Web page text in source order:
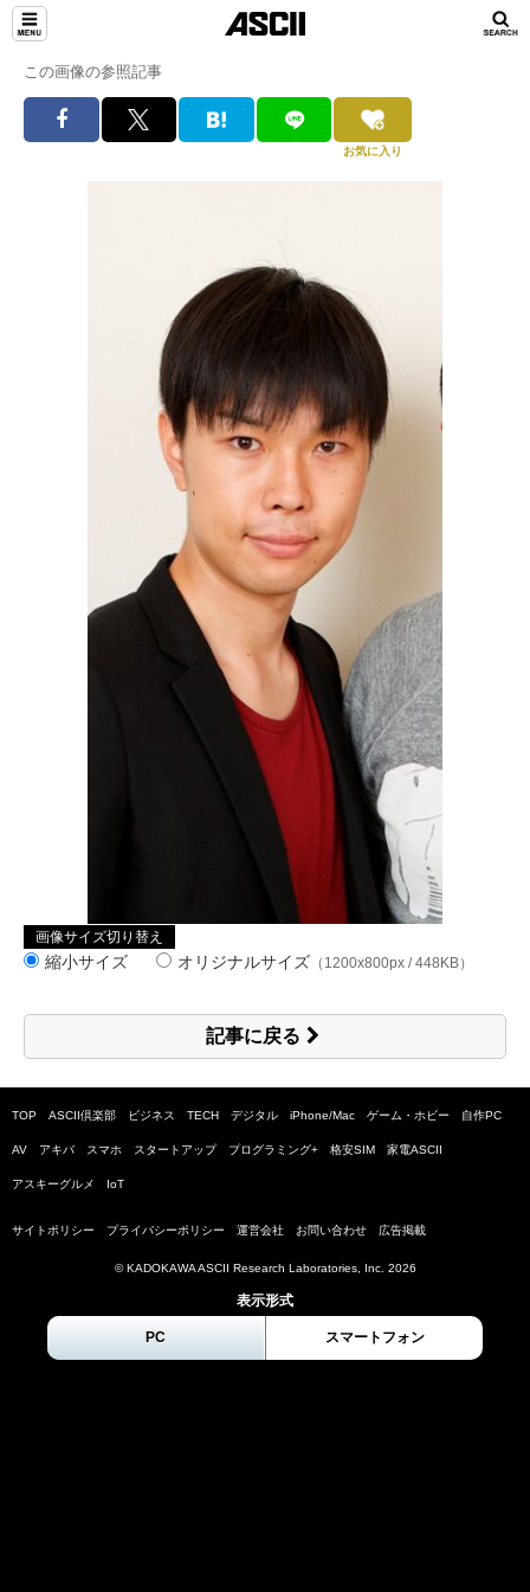
この画像の参照記事
お気に入り
画像サイズ切り替え
縮小サイズ オリジナルサイズ （1200x800px / 448KB）
記事に戻る
TOP ASCII倶楽部 ビジネス TECH デジタル iPhone/Mac ゲーム・ホビー 自作PC
AV アキバ スマホ スタートアップ プログラミング+ 格安SIM 家電ASCII
アスキーグルメ IoT
サイトポリシー プライバシーポリシー 運営会社 お問い合わせ 広告掲載
© KADOKAWA ASCII Research Laboratories, Inc. 2026
表示形式
PC スマートフォン